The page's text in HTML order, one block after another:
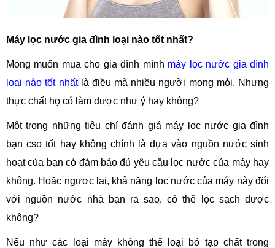
Máy lọc nước gia đình loại nào tốt nhất?
Mong muốn mua cho gia đình mình máy lọc nước gia đình
loại nào tốt nhấtlà điều mà nhiều người mong mỏi. Nhưng
thực chất họ có làm được như ý hay không?
Một trong những tiêu chí đánh giá máy lọc nước gia đình
bạn cso tốt hay không chính là dựa vào nguồn nước sinh
hoạt của bạn có đảm bảo đủ yêu cầu lọc nước của máy hay
không. Hoặc ngược lại, khả năng lọc nước của máy này đối
với nguồn nước nhà bạn ra sao, có thể lọc sạch được
không?
Nếu như các loại máy không thể loại bỏ tạp chất trong